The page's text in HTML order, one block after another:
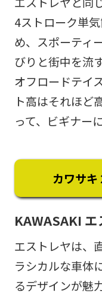
4ストローク単
め、スポーティ
びりと街中を流
オフロードテイ
ト高はそれほど
って、ビギナー
カワサ
KAWASAKI
エストレヤは、
ラシカルな車体
るデザインが魅